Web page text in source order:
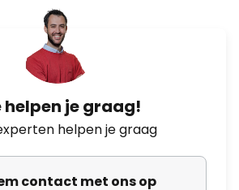
helpen je graag!
helpen je graag
contact met ons op